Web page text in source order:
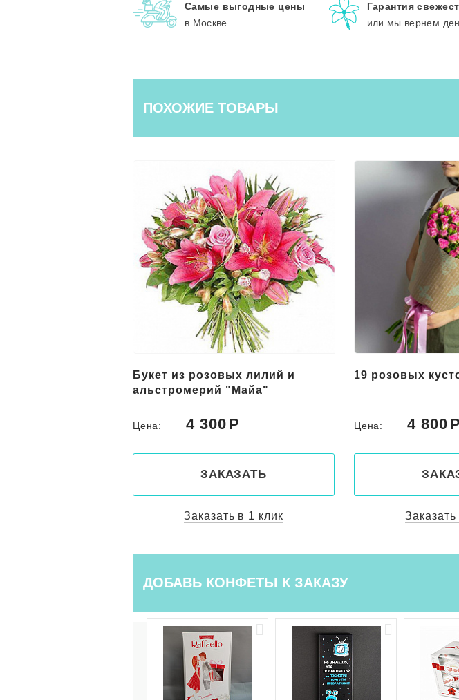
Самые выгодные цены
в Москве.
Гарантия
или мы вернем
ПОХОЖИЕ ТОВАРЫ
19 розовых кустовых роз
Цена: 4 800
ЗАКАЗАТЬ
Заказать в 1 клик
Букет из
Цена: 5 000
ДОБАВЬ КОНФЕТЫ К ЗАКАЗУ